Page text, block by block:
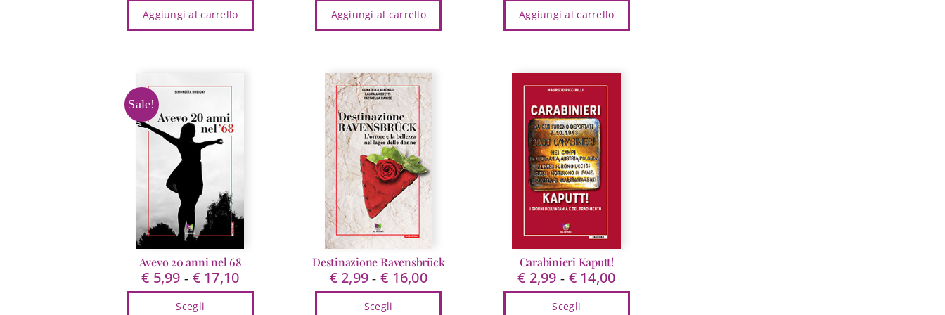
originale
era:
è:
Aggiungi al carrello
originale
era:
è:
Aggiungi al carrello
originale
era:
è:
Aggiungi al carrello
Sale!
Avevo 20 anni nel 68
€ 5,99 - €17,10Fascia
di
Scegli
Destinazione Ravensbrück
€2,99 - € 16,00Fascia
di
Scegli
Carabinieri Kaputt!
€ 2,99 - €14,00Fascia
di
Scegli